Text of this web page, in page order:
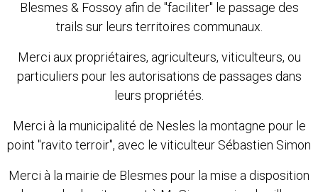
Blesmes & Fossoy afin de "faciliter" le passage des
trails sur leurs territoires communaux.
Merci aux propriétaires, agriculteurs, viticulteurs, ou
particuliers pour les autorisations de passages dans
leurs propriétés.
Merci à la municipalité de Nesles la montagne pour le
point "ravito terroir", avec le viticulteur Sébastien Simon
Merci à la mairie de Blesmes pour la mise a disposition